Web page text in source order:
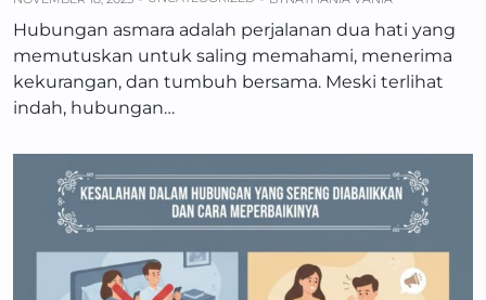
Hubungan asmara adalah perjalanan dua hati yang
memutuskan untuk saling memahami, menerima
kekurangan, dan tumbuh bersama. Meski terlihat
indah, hubungan…